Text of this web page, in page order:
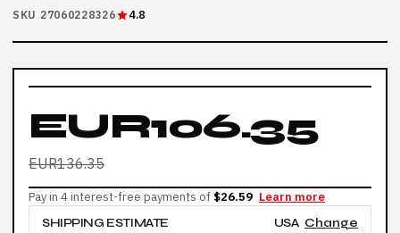
SKU 27060228326 4.8
EUR106.35
EUR136.35
Pay in 4 interest-free payments of $26.59 Learn more
SHIPPING ESTIMATE
USA Change